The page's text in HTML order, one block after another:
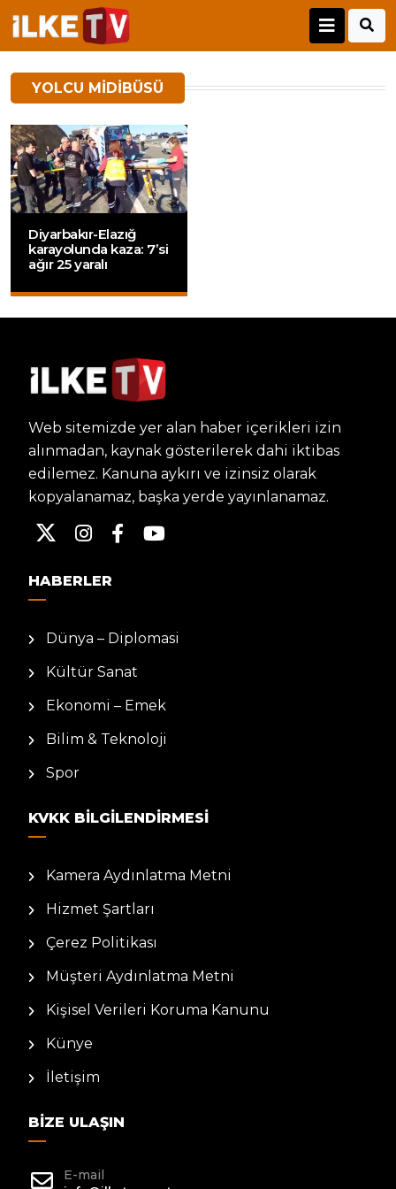
YOLCU MIDIBÜSÜ
Diyarbakır-Elazığ
karayolunda kaza: 7’si
ağır 25 yaralı
Web sitemizde yer alan haber içerikleri izin
alınmadan, kaynak gösterilerek dahi iktibas
edilemez. Kanuna aykırı ve izinsiz olarak
kopyalanamaz, başka yerde yayınlanamaz.
HABERLER
Dünya – Diplomasi
Kültür Sanat
Ekonomi – Emek
Bilim & Teknoloji
Spor
KVKK BILGILENDIRMESI
Kamera Aydınlatma Metni
Hizmet Şartları
Çerez Politikası
Müşteri Aydınlatma Metni
Kişisel Verileri Koruma Kanunu
Künye
İletişim
BIZE ULAŞIN
E-mail